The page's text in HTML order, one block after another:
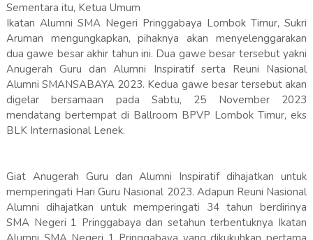
Sementara itu, Ketua Umum
Ikatan Alumni SMA Negeri Pringgabaya Lombok Timur, Sukri
Aruman mengungkapkan, pihaknya akan menyelenggarakan
dua gawe besar akhir tahun ini. Dua gawe besar tersebut yakni
Anugerah Guru dan Alumni Inspiratif serta Reuni Nasional
Alumni SMANSABAYA 2023. Kedua gawe besar tersebut akan
digelar bersamaan pada Sabtu, 25 November 2023
mendatang bertempat di Ballroom BPVP Lombok Timur, eks
BLK Internasional Lenek.
Giat Anugerah Guru dan Alumni Inspiratif dihajatkan untuk
memperingati Hari Guru Nasional 2023. Adapun Reuni Nasional
Alumni dihajatkan untuk memperingati 34 tahun berdirinya
SMA Negeri 1 Pringgabaya dan setahun terbentuknya Ikatan